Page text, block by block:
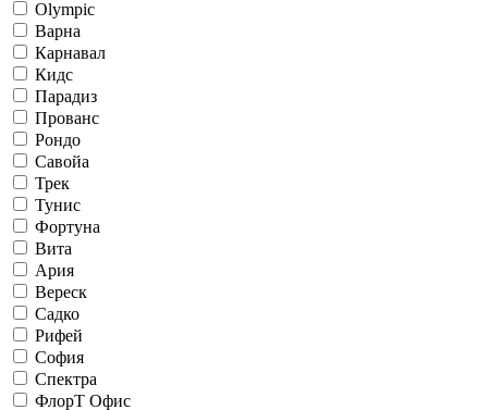
Olympic
Варна
Карнавал
Кидс
Парадиз
Прованс
Рондо
Савойа
Трек
Тунис
Фортуна
Вита
Ария
Вереск
Садко
Рифей
София
Спектра
ФлорТ Офис